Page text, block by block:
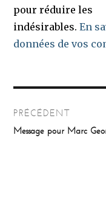
pour réduire les
indésirables.En
données de vos
de
PRÉCÉDENT
Publication
précédente :
Message pour Marc